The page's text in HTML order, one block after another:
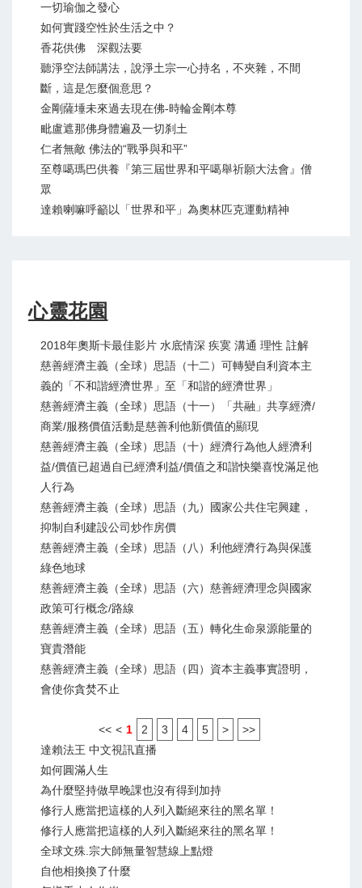
一切瑜伽之發心
如何實踐空性於生活之中？
香花供佛 深觀法要
聽淨空法師講法，說淨土宗一心持名，不夾雜，不間
斷，這是怎麼個意思？
金剛薩埵未來過去現在佛-時輪金剛本尊
毗盧遮那佛身體遍及一切刹土
仁者無敵 佛法的“戰爭與和平”
至尊噶瑪巴供養『第三屆世界和平噶舉祈願大法會』僧
眾
達賴喇嘛呼籲以「世界和平」為奧林匹克運動精神
心靈花園
2018年奧斯卡最佳影片 水底情深 疾寞 溝通 理性 註解
慈善經濟主義（全球）思語（十二）可轉變自利資本主
義的「不和諧經濟世界」至「和諧的經濟世界」
慈善經濟主義（全球）思語（十一）「共融」共享經濟/
商業/服務價值活動是慈善利他新價值的顯現
慈善經濟主義（全球）思語（十）經濟行為他人經濟利
益/價值已超過自已經濟利益/價值之和諧快樂喜悅滿足他
人行為
慈善經濟主義（全球）思語（九）國家公共住宅興建，
抑制自利建設公司炒作房價
慈善經濟主義（全球）思語（八）利他經濟行為與保護
綠色地球
慈善經濟主義（全球）思語（六）慈善經濟理念與國家
政策可行概念/路線
慈善經濟主義（全球）思語（五）轉化生命泉源能量的
寶貴潛能
慈善經濟主義（全球）思語（四）資本主義事實證明，
會使你貪焚不止
<< < 1 2 3 4 5 >
>>
達賴法王 中文視訊直播
如何圓滿人生
為什麼堅持做早晚課也沒有得到加持
修行人應當把這樣的人列入斷絕來往的黑名單！
修行人應當把這樣的人列入斷絕來往的黑名單！
全球文殊.宗大師無量智慧線上點燈
自他相換換了什麼